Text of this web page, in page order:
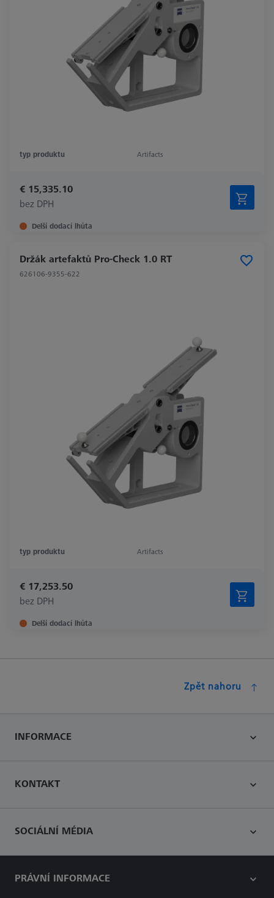
typ produktu Artifacts
€ 15,335.10
bez DPH
Delší dodací lhůta
Držák artefaktů Pro-Check 1.0 RT
626106-9355-622
typ produktu Artifacts
€ 17,253.50
bez DPH
Delší dodací lhůta
Zpět nahoru
INFORMACE
KONTAKT
SOCIÁLNÍ MÉDIA
PRÁVNÍ INFORMACE